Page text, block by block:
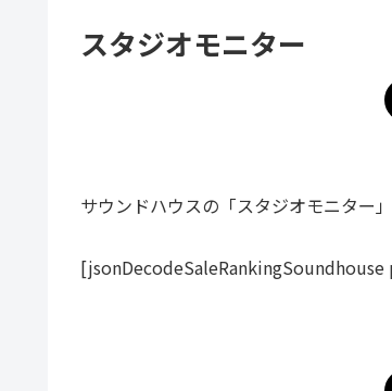
スタジオモニター
サウンドハウスの「スタジオモニター